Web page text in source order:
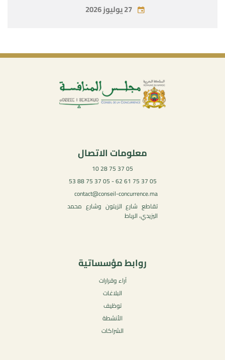
27 يوليوز 2026
معلومات الاتصال
05 37 75 28 10
05 37 75 61 62 - 05 37 75 88 53
contact@conseil-concurrence.ma
تقاطع شارع الزيتون وشارع محمد
اليزيدي، الرباط
روابط مؤسساتية
آراء وقرارات
البلاغات
توظيف
الأنشطة
الشراكات